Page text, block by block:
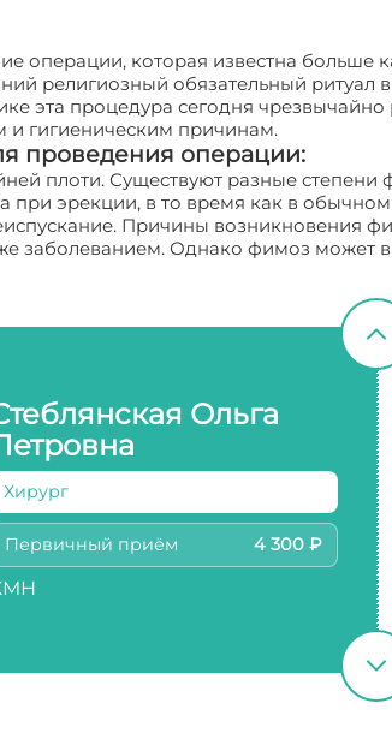
операции, которая известна
религиозный обязательный
эта процедура сегодня
и гигиеническим причинам.
проведения операции:
плоти. Существуют разные
эрекции, в то время как в
Причины возникновения
заболеванием. Однако фимоз может
Ольга
Хирург
Первичный приём 4 300 ₽